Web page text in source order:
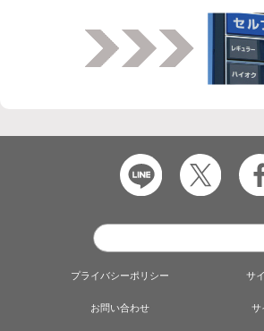
プライバシーポリシー サ
お問い合わせ サ